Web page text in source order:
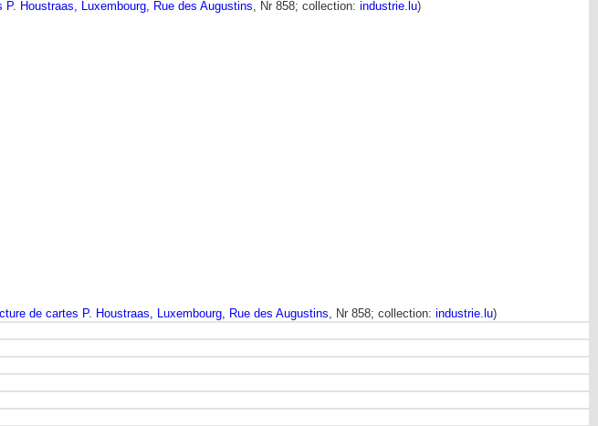
P. Houstraas, Luxembourg, Rue des Augustins, Nr 858; collection: industrie.lu)
de cartes P. Houstraas, Luxembourg, Rue des Augustins, Nr 858; collection: industrie.lu)